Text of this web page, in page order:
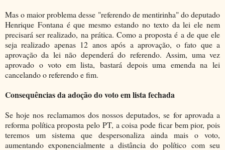
Mas o maior problema desse "referendo de mentirinha" do deputado
Henrique Fontana é que mesmo estando no texto da lei ele nem
precisará ser realizado, na prática. Como a proposta é a de que ele
seja realizado apenas 12 anos após a aprovação, o fato que a
aprovação da lei não dependerá do referendo. Assim, uma vez
aprovado o voto em lista, bastará depois uma emenda na lei
cancelando o referendo e fim.
Consequências da adoção do voto em lista fechada
Se hoje nos reclamamos dos nossos deputados, se for aprovada a
reforma política proposta pelo PT, a coisa pode ficar bem pior, pois
teremos um sistema que despersonaliza ainda mais o voto,
aumentando exponencialmente a distância do político com seu